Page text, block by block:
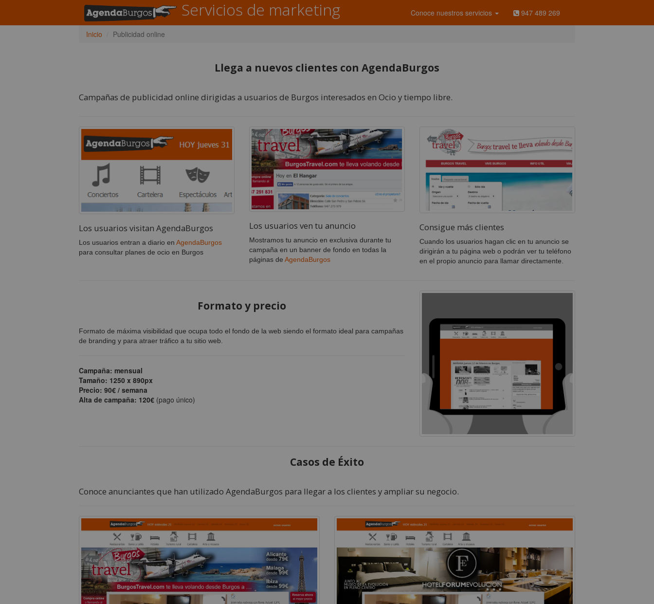
Servicios de marketing Conoce nuestros servicios 947 489 269
Inicio Publicidad online
Llega a nuevos clientes con AgendaBurgos
Campañas de publicidad online dirigidas a usuarios de Burgos interesados en Ocio y tiempo libre.
Los usuarios visitan AgendaBurgos
Los usuarios entran a diario en AgendaBurgos
para consultar planes de ocio en Burgos
Los usuarios ven tu anuncio
Mostramos tu anuncio en exclusiva durante tu
campaña en un banner de fondo en todas la
páginas de AgendaBurgos
Consigue más clientes
Cuando los usuarios hagan clic en tu anuncio se
dirigirán a tu página web o podrán ver tu teléfono
en el propio anuncio para llamar directamente.
Formato y precio
Formato de máxima visibilidad que ocupa todo el fondo de la web siendo el formato ideal para campañas
de branding y para atraer tráfico a tu sitio web.
Campaña: mensual
Tamaño: 1250 x 890px
Precio: 90€ / semana
Alta de campaña: 120€ (pago único)
Casos de Éxito
Conoce anunciantes que han utilizado AgendaBurgos para llegar a los clientes y ampliar su negocio.